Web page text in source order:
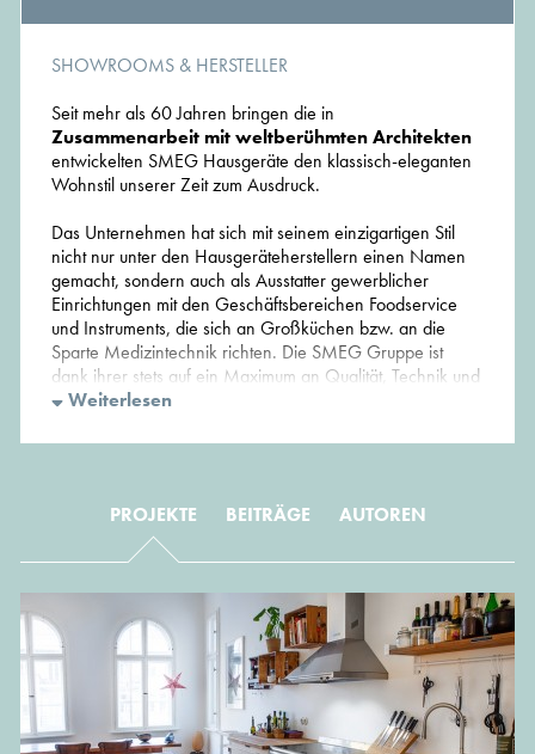
SHOWROOMS & HERSTELLER
Seit mehr als 60 Jahren bringen die in
Zusammenarbeit mit weltberühmten Architekten
entwickelten SMEG Hausgeräte den klassisch-eleganten
Wohnstil unserer Zeit zum Ausdruck.
Das Unternehmen hat sich mit seinem einzigartigen Stil
nicht nur unter den Hausgeräteherstellern einen Namen
gemacht, sondern auch als Ausstatter gewerblicher
Einrichtungen mit den Geschäftsbereichen Foodservice
und Instruments, die sich an Großküchen bzw. an die
Sparte Medizintechnik richten. Die SMEG Gruppe ist
dank ihrer stets auf ein Maximum an Qualität, Technik und
Produktdesign abzielenden Unternehmenskultur weltweit
italienischen LifestyleundMöglichkeiten für Ihr
eigenes Zuhause
Weiterlesen
PROJEKTE BEITRÄGE AUTOREN